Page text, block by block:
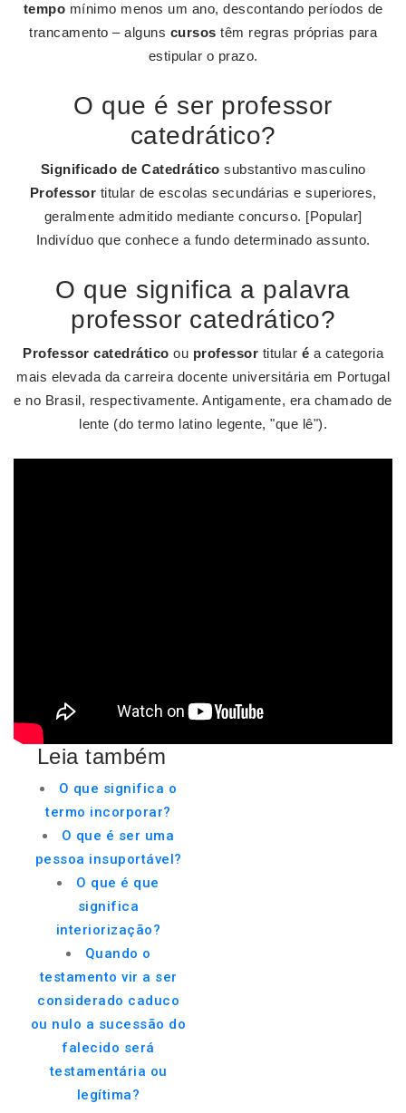
tempo mínimo menos um ano, descontando períodos de
trancamento – alguns cursos têm regras próprias para
estipular o prazo.
O que é ser professor
catedrático?
Significado de Catedrático substantivo masculino
Professor titular de escolas secundárias e superiores,
geralmente admitido mediante concurso. [Popular]
Indivíduo que conhece a fundo determinado assunto.
O que significa a palavra
professor catedrático?
Professor catedrático ou professor titular é a categoria
mais elevada da carreira docente universitária em Portugal
e no Brasil, respectivamente. Antigamente, era chamado de
lente (do termo latino legente, "que lê").
Leia também
O que significa o
termo incorporar?
O que é ser uma
pessoa insuportável?
O que é que
significa
interiorização?
Quando o
testamento vir a ser
considerado caduco
ou nulo a sucessão do
falecido será
testamentária ou
legítima?